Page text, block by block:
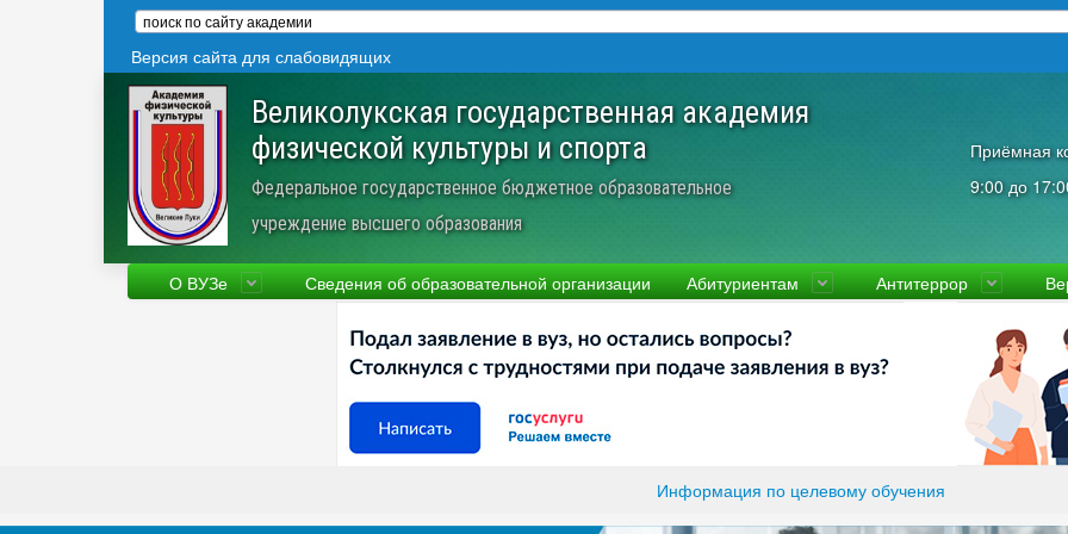
Версия сайта для слабовидящих
Великолукская государственная академия
физической культуры и спорта
Федеральное государственное бюджетное образовательное
учреждение высшего образования
Приёмная
9:00 до
О ВУЗе
Сведения об образовательной
Факультеты
Руководство
Преподаватели и сотрудники
Научная деятельность
Противодействие коррупции Прочие документы
Сведения об образовательной организации Абитуриентам
Приемная комиссия
Стоимость
Антитеррор
Правовая
Информация
Информация по целевому обучения